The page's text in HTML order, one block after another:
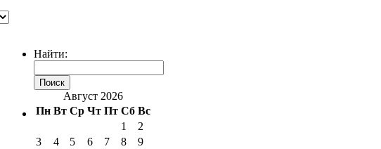
Найти:
Август 2026
Пн Вт Ср Чт Пт Сб Вс
1
2
3
4 5 6 7 8
9